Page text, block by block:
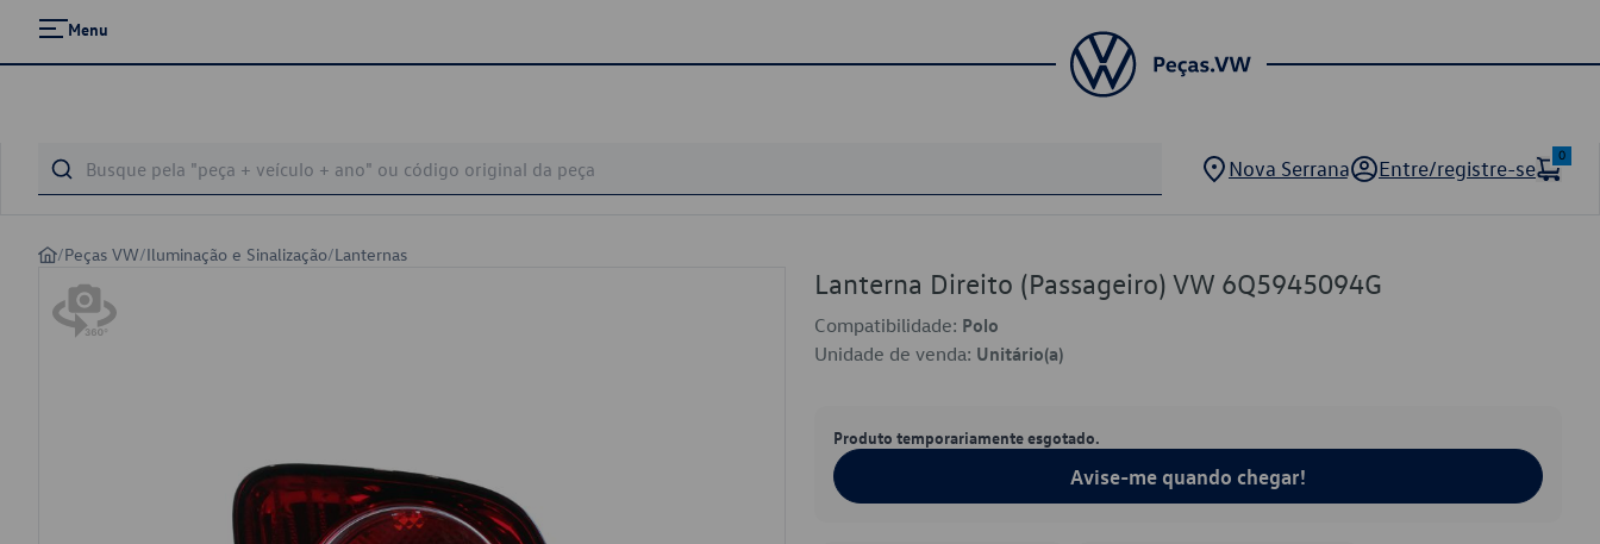
Menu
Nova Serrana Entre/registre-se
0
/Peças VW/Iluminação e Sinalização/Lanternas
Lanterna Direito (Passageiro) VW 6Q5945094G
Compatibilidade: Polo
Unidade de venda: Unitário(a)
Produto temporariamente esgotado.
Avise-me quando chegar!